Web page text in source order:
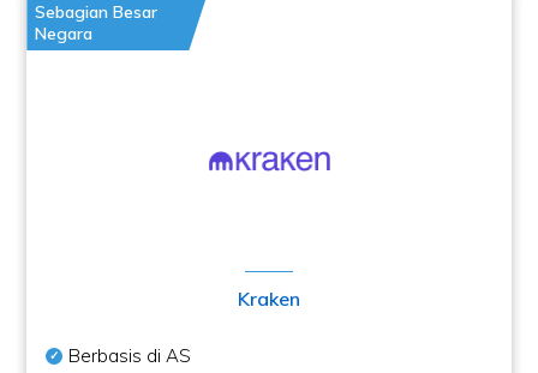
Sebagian Besar
Negara
Kraken
Berbasis di AS